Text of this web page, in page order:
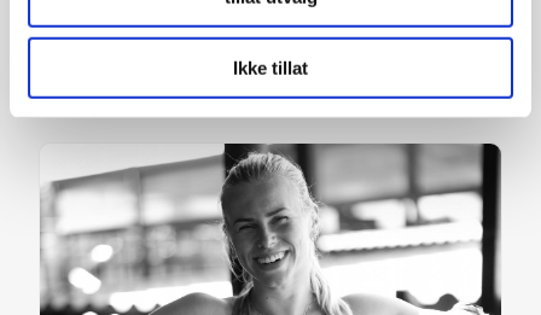
vårt, med partnerne våre innen sosiale medier,
annonsering og analysearbeid, som kan kombinere den
med annen informasjon du har gjort tilgjengelig for dem,
eller som de har samlet inn gjennom din bruk av
tjenestene deres.
Ikke tillat
både raskt og motiverer både på lageret og i fritiden.
Les mer om Mikkel Retsloff